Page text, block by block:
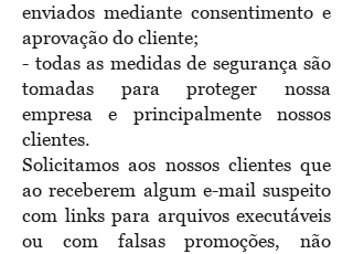
enviados mediante consentimento e
aprovação do cliente;
- todas as medidas de segurança são
tomadas para proteger nossa
empresa e principalmente nossos
clientes.
Solicitamos aos nossos clientes que
ao receberem algum e-mail suspeito
com links para arquivos executáveis
ou com falsas promoções, não